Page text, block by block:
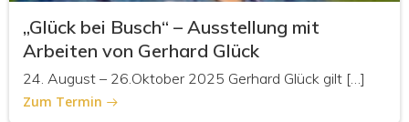
„Glück bei Busch“ – Ausstellung mit
Arbeiten von Gerhard Glück
24. August – 26.Oktober 2025 Gerhard Glück gilt […]
Zum Termin